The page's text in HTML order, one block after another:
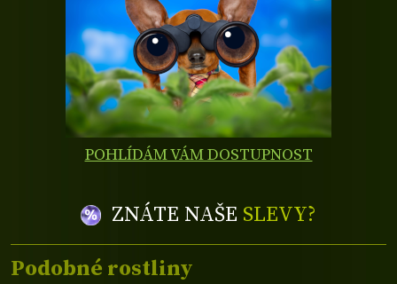
POHLÍDÁM VÁM DOSTUPNOST
ZNÁTE NAŠE SLEVY?
Podobné rostliny